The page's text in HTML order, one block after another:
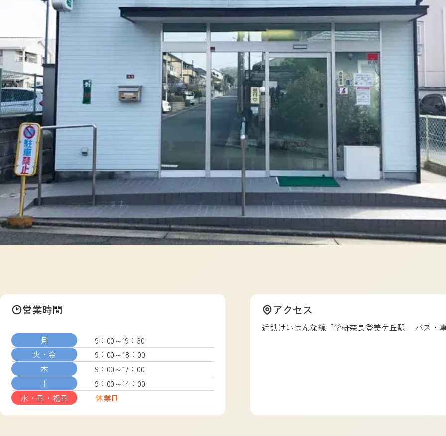
営業時間
月
9：00～19：30
火・金
9：00～18：00
木
9：00～17：00
土
9：00～14：00
水・日・祝日
休業日
アクセス
近鉄けいはんな線「学研奈良登美ケ丘駅」 バス・